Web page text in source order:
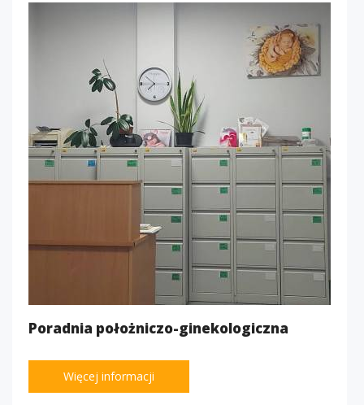
Poradnia położniczo-ginekologiczna
Więcej informacji